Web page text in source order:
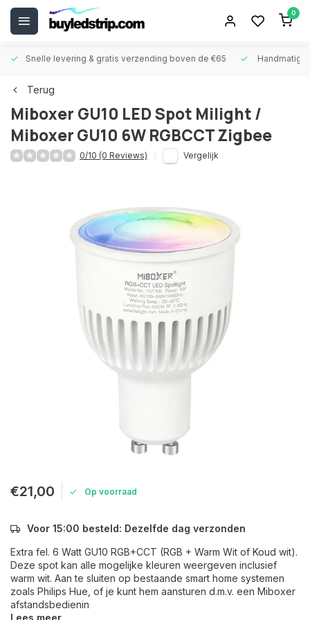
0
Snelle levering & gratis verzending boven de €65
Terug
Miboxer GU10 LED Spot Milight /
Miboxer GU10 6W RGBCCT Zigbee
0/10 (0 Reviews) Vergelijk
€21,00 Op voorraad
Voor 15:00 besteld: Dezelfde dag verzonden
Extra fel. 6 Watt GU10 RGB+CCT (RGB + Warm Wit of Koud wit).
Deze spot kan alle mogelijke kleuren weergeven inclusief
warm wit. Aan te sluiten op bestaande smart home systemen
zoals Philips Hue, of je kunt hem aansturen d.m.v. een Miboxer
afstandsbedienin
Lees meer